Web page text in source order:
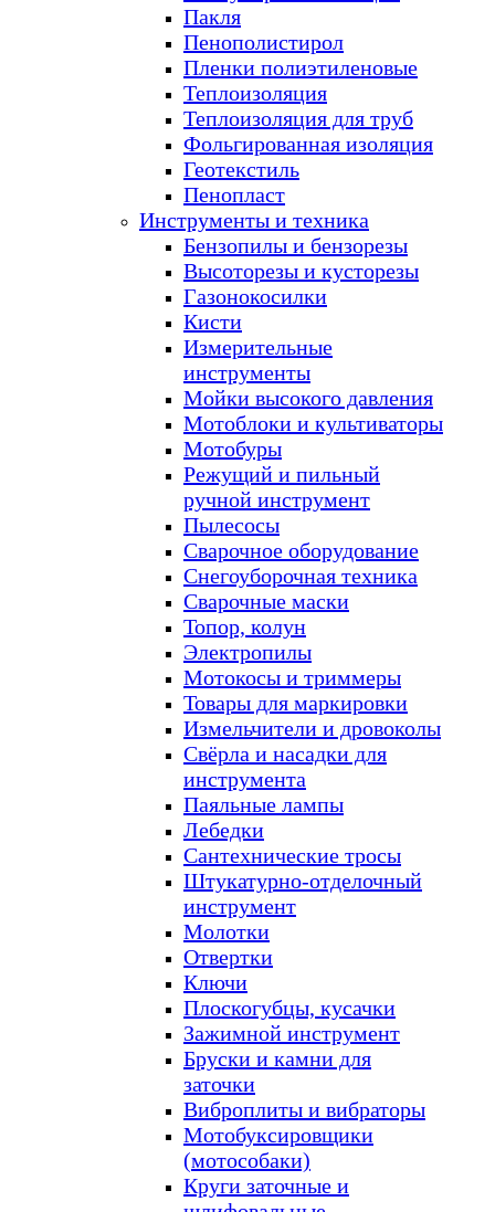
Пакля
Пенополистирол
Пленки полиэтиленовые
Теплоизоляция
Теплоизоляция для труб
Фольгированная изоляция
Геотекстиль
Пенопласт
Инструменты и техника
Бензопилы и бензорезы
Высоторезы и кусторезы
Газонокосилки
Кисти
Измерительные
инструменты
Мойки высокого давления
Мотоблоки и культиваторы
Мотобуры
Режущий и пильный
ручной инструмент
Пылесосы
Сварочное оборудование
Снегоуборочная техника
Сварочные маски
Топор, колун
Электропилы
Мотокосы и триммеры
Товары для маркировки
Измельчители и дровоколы
Свёрла и насадки для
инструмента
Паяльные лампы
Лебедки
Сантехнические тросы
Штукатурно-отделочный
инструмент
Молотки
Отвертки
Ключи
Плоскогубцы, кусачки
Зажимной инструмент
Бруски и камни для
заточки
Виброплиты и вибраторы
Мотобуксировщики
(мотособаки)
Круги заточные и